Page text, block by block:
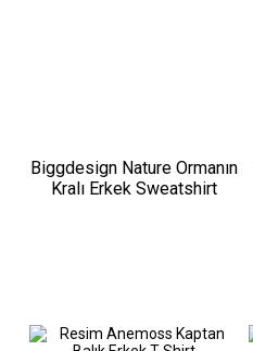
Biggdesign Nature Ormanın
Kralı Erkek Sweatshirt